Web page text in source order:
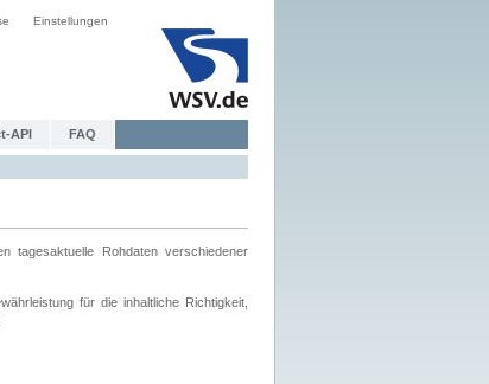
Einstellungen
API FAQ
tagesaktuelle Rohdaten verschiedener
für die inhaltliche Richtigkeit,